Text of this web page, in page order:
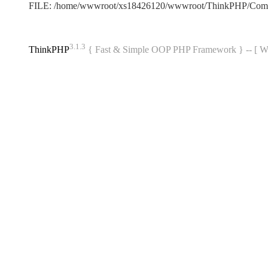
FILE: /home/wwwroot/xs18426120/wwwroot/ThinkPHP/
ThinkPHP3.1.3 { Fast & Simple OOP PHP Framework } -- [